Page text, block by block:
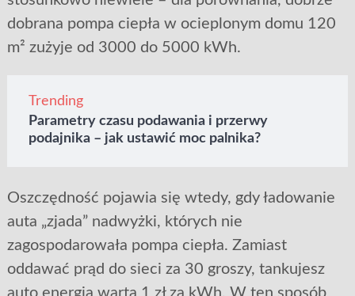
dobrana pompa ciepła w ocieplonym domu 120
m² zużyje od 3000 do 5000 kWh.
Trending
Parametry czasu podawania i przerwy
podajnika – jak ustawić moc palnika?
Oszczędność pojawia się wtedy, gdy ładowanie
auta „zjada” nadwyżki, których nie
zagospodarowała pompa ciepła. Zamiast
oddawać prąd do sieci za 30 groszy, tankujesz